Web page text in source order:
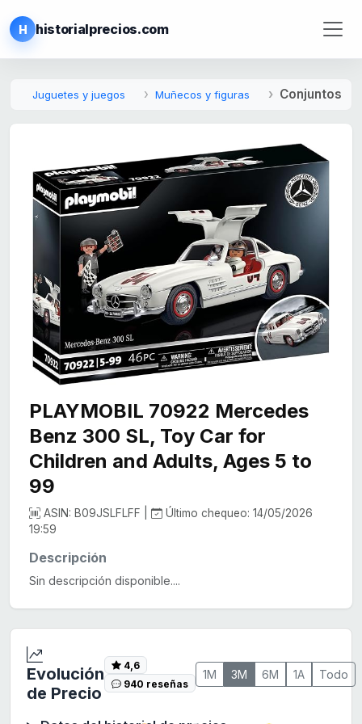
H historialprecios.com
Juguetes y juegos Muñecos y figuras Conjuntos
PLAYMOBIL 70922 Mercedes
Benz 300 SL, Toy Car for
Children and Adults, Ages 5 to
99
ASIN: B09JSLFLFF |
Último chequeo: 14/05/2026
19:59
Descripción
Sin descripción disponible....
Evolución
de Precio
4,6
940 reseñas
1M 3M 6M 1A Todo